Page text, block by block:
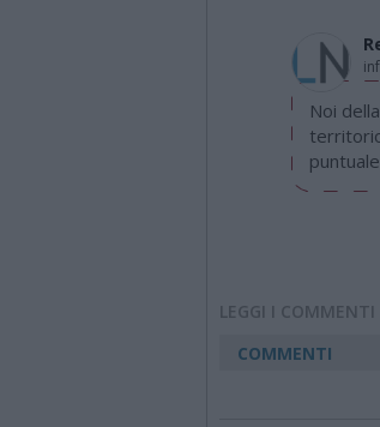
Noi
LEGGI I COMMENTI
COMMENTI